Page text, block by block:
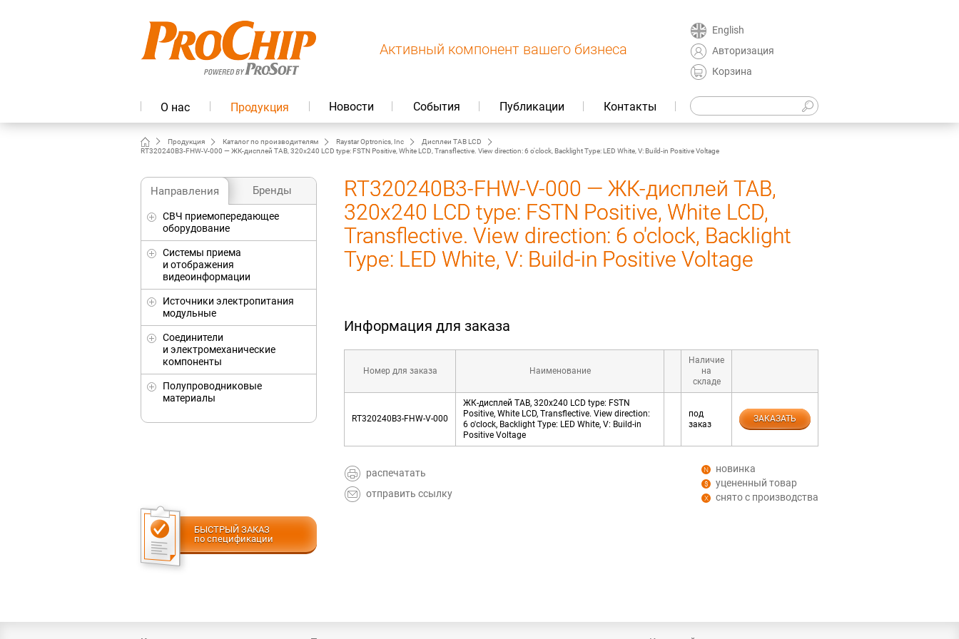
Активный компонент вашего бизнеса
English
Авторизация
Корзина
О нас Продукция Новости События Публикации Контакты
Продукция Каталог по производителям Raystar Optronics, Inc
Дисплеи TAB LCD
RT320240B3-FHW-V-000 — ЖК-дисплей TAB, 320x240 LCD type: FSTN Positive, White LCD, Transflective. View direction: 6 o'clock, Backlight Type: LED White, V: Build-in Positive Voltage
Направления Бренды
СВЧ приемопередающее
оборудование
Системы приема
и отображения
видеоинформации
Источники электропитания
модульные
Соединители
и электромеханические
компоненты
Полупроводниковые
материалы
БЫСТРЫЙ ЗАКАЗ
по спецификации
RT320240B3-FHW-V-000 — ЖК-дисплей TAB,
320x240 LCD type: FSTN Positive, White LCD,
Transflective. View direction: 6 o'clock, Backlight
Type: LED White, V: Build-in Positive Voltage
Информация для заказа
Номер для заказа Наименование
Наличие
на
складе
RT320240B3-FHW-V-000
ЖК-дисплей TAB, 320x240 LCD type: FSTN
Positive, White LCD, Transflective. View direction:
6 o'clock, Backlight Type: LED White, V: Build-in
Positive Voltage
под
заказ
ЗАКАЗАТЬ
распечатать
отправить ссылку
новинка
уцененный товар
снято с производства